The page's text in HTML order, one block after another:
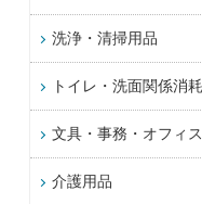
洗浄・清掃用品
トイレ・洗面関係消
文具・事務・オフィ
介護用品